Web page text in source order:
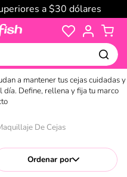
a $30 dólares
a mantener tus cejas cuidadas y
Define, rellena y fija tu marco
De Cejas
Ordenar por